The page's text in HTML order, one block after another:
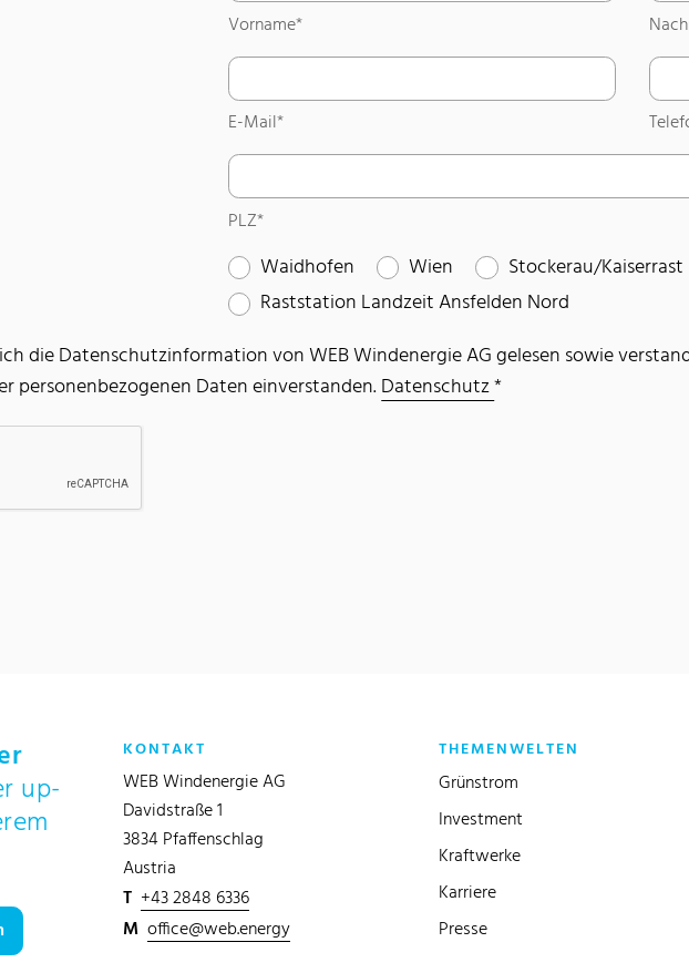
Vorname*
E-Mail
E-Mail*
PLZ*
Waidhofen Wien Stockerau/Kaiserrast
Raststation Landzeit Ansfelden Nord
die Datenschutzinformation von WEB Windenergie AG gelesen sowie
personenbezogenen Daten einverstanden. Datenschutz*
up-
KONTAKT
WEB Windenergie AG
Davidstraße 1
3834 Pfaffenschlag
Austria
T +43 2848 6336
M office@web.energy
THEMENWELTEN
Grünstrom
Investment
Kraftwerke
Karriere
Presse